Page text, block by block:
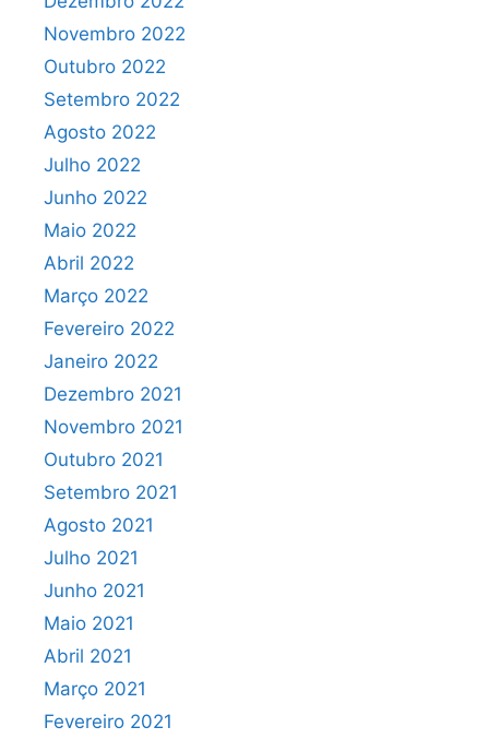
Novembro 2022
Outubro 2022
Setembro 2022
Agosto 2022
Julho 2022
Junho 2022
Maio 2022
Abril 2022
Março 2022
Fevereiro 2022
Janeiro 2022
Dezembro 2021
Novembro 2021
Outubro 2021
Setembro 2021
Agosto 2021
Julho 2021
Junho 2021
Maio 2021
Abril 2021
Março 2021
Fevereiro 2021